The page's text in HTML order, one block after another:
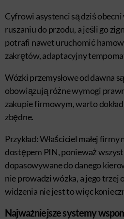
Cyfrowi asystenci są dziś
ruszaniu do przodu, a jeśli go
potrafi nawet uruchomić
zakrętów, adaptacyjny
Wózki przemysłowe od dawna
obowiązują różne wymogi
zakupie firmowym, warto
zbędne.
Przykład: Właściciel małej
dostępem PIN, ponieważ
dopasowywane do danego
nie prowadzi wózka, a jego trzej
widzenia nie jest to więc
Najważniejsze systemy